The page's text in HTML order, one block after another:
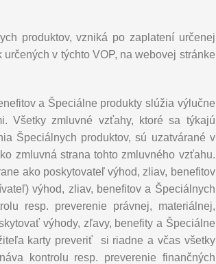
produktov, vzniká po zaplatení určenej
v týchto VOP, na webovej stránke
a Špeciálne produkty slúžia výlučne
Všetky zmluvné vzťahy, ktoré sa týkajú
Špeciálnych produktov, sú uzatvárané v
zmluvná strana tohto zmluvného vzťahu.
ako poskytovateľ výhod, zliav, benefitov
výhod, zliav, benefitov a Špeciálnych
resp. preverenie právnej, materiálnej,
výhody, zľavy, benefity a Špeciálne
karty preveriť si riadne a včas všetky
kontrolu resp. preverenie finančných